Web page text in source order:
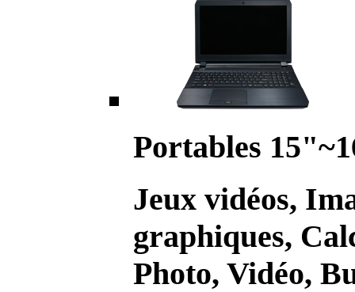
Portables
Jeux vidéos,
graphiques,
Photo, Vidéo,